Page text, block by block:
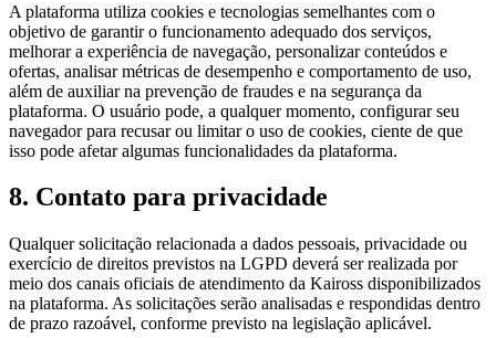
A plataforma utiliza cookies e tecnologias semelhantes com o
objetivo de garantir o funcionamento adequado dos serviços,
melhorar a experiência de navegação, personalizar conteúdos e
ofertas, analisar métricas de desempenho e comportamento de uso,
além de auxiliar na prevenção de fraudes e na segurança da
plataforma. O usuário pode, a qualquer momento, configurar seu
navegador para recusar ou limitar o uso de cookies, ciente de que
isso pode afetar algumas funcionalidades da plataforma.
8. Contato para privacidade
Qualquer solicitação relacionada a dados pessoais, privacidade ou
exercício de direitos previstos na LGPD deverá ser realizada por
meio dos canais oficiais de atendimento da Kaiross disponibilizados
na plataforma. As solicitações serão analisadas e respondidas dentro
de prazo razoável, conforme previsto na legislação aplicável.